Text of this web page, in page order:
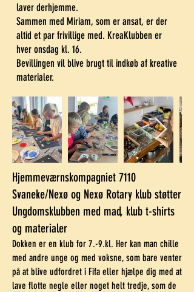
laver derhjemme.
Sammen med Miriam, som er ansat, er der
altid et par frivillige med. KreaKlubben er
hver onsdag kl. 16.
Bevillingen vil blive brugt til indkøb af kreative
materialer.
​Hjemmeværnskompagniet 7110
Svaneke/Nexø og Nexø Rotary klub støtter
Ungdomsklubben med mad, klub t-shirts
og materialer
Dokken er en klub for 7.-9.kl. Her kan man chille
med andre unge og med voksne, som bare venter
på at blive udfordret i Fifa eller hjælpe dig med at
lave flotte negle eller noget helt tredje, som de